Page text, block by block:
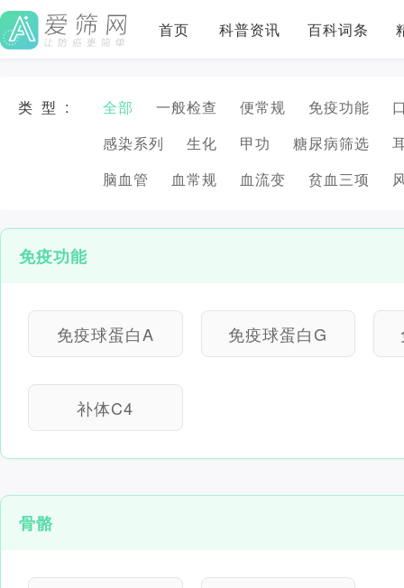
首页 科普资讯 百科词条
类型: 全部 一般检查 便常规 免疫功能
感染系列
生化 甲功 糖尿病筛选
脑血管
血常规 血流变 贫血三项
免疫功能
免疫球蛋白A 免疫球蛋白G
补体C4
骨骼